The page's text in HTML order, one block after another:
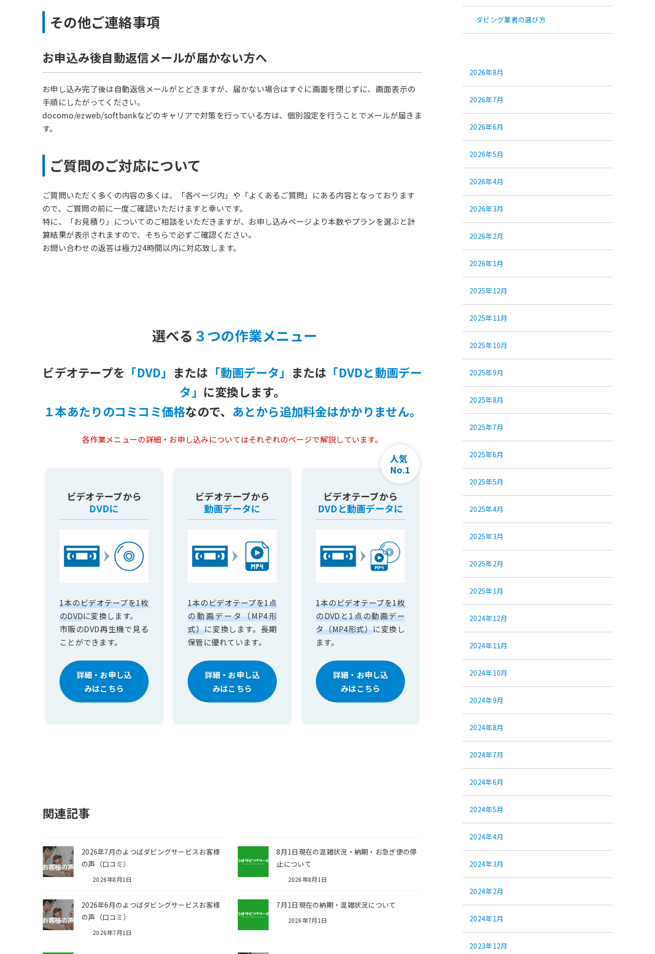
その他ご連絡事項
お申込み後自動返信メールが届かない方へ
お申し込み完了後は自動返信メールがとどきますが、届かない場合はすぐに画面を閉じずに、画面表示の
手順にしたがってください。
docomo/ezweb/softbankなどのキャリアで対策を行っている方は、個別設定を行うことでメールが届きま
す。
ご質問のご対応について
ご質問いただく多くの内容の多くは、「各ページ内」や「よくあるご質問」にある内容となっております
ので、ご質問の前に一度ご確認いただけますと幸いです。
特に、「お見積り」についてのご相談をいただきますが、お申し込みページより本数やプランを選ぶと計
算結果が表示されますので、そちらで必ずご確認ください。
お問い合わせの返答は極力24時間以内に対応致します。
選べる ３つの作業メニュー
ビデオテープを 「DVD」 または 「動画データ」 または 「DVDと動画デー
タ」 に変換します。
１本あたりのコミコミ価格なので、 あとから追加料金はかかりません。
各作業メニューの詳細・お申し込みについてはそれぞれのページで解説しています。
ビデオテープから
DVDに
1本のビデオテープを1枚
のDVDに変換します。
市販のDVD再生機で見る
ことができます。
詳細・お申し込
みはこちら
ビデオテープから
動画データに
1本のビデオテープを1点
の動画データ（MP4形
式）に変換します。長期
保管に優れています。
詳細・お申し込
みはこちら
人気
No.1
ビデオテープから
DVDと動画データに
1本のビデオテープを1枚
のDVDと1点の動画デー
タ（MP4形式）に変換し
ます。
詳細・お申し込
みはこちら
関連記事
2026年7月のよつばダビングサービスお客様
の声（口コミ）
2026年8月1日
8月1日現在の混雑状況・納期・お急ぎ便の停
止について
2026年8月1日
2026年6月のよつばダビングサービスお客様
の声（口コミ）
2026年7月1日
7月1日現在の納期・混雑状況について
2026年7月1日
ダビング業者の選び方
2026年8月
2026年7月
2026年6月
2026年5月
2026年4月
2026年3月
2026年2月
2026年1月
2025年12月
2025年11月
2025年10月
2025年9月
2025年8月
2025年7月
2025年6月
2025年5月
2025年4月
2025年3月
2025年2月
2025年1月
2024年12月
2024年11月
2024年10月
2024年9月
2024年8月
2024年7月
2024年6月
2024年5月
2024年4月
2024年3月
2024年2月
2024年1月
2023年12月